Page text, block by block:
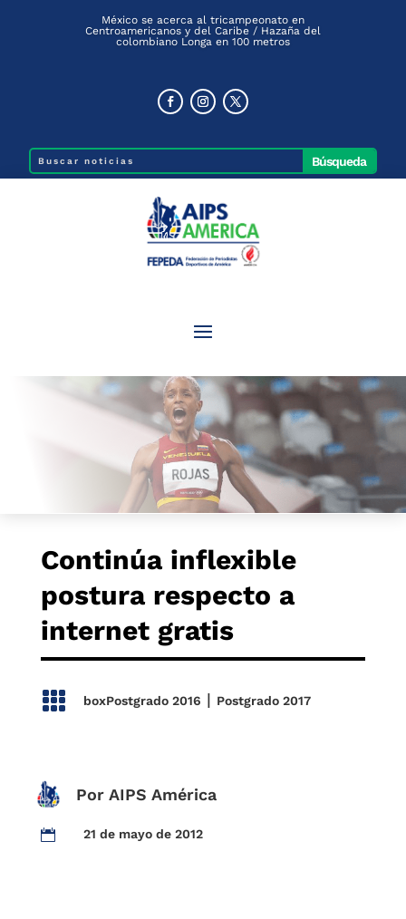
México se acerca al tricampeonato en
Centroamericanos y del Caribe / Hazaña del
colombiano Longa en 100 metros
Continúa inflexible
postura respecto a
internet gratis
 boxPostgrado 2016 | Postgrado 2017
Por AIPS América
 21 de mayo de 2012